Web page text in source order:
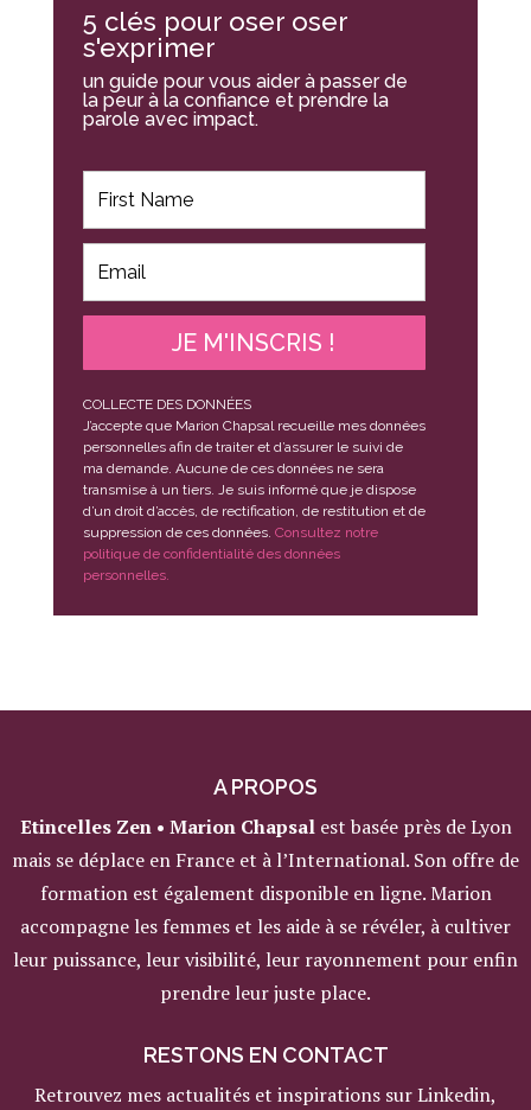
5 clés pour oser oser
s'exprimer
un guide pour vous aider à passer de
la peur à la confiance et prendre la
parole avec impact.
JE M'INSCRIS !
COLLECTE DES DONNÉES
J’accepte que Marion Chapsal recueille mes données
personnelles afin de traiter et d’assurer le suivi de
ma demande. Aucune de ces données ne sera
transmise à un tiers. Je suis informé que je dispose
d’un droit d’accès, de rectification, de restitution et de
suppression de ces données. Consultez notre
politique de confidentialité des données
personnelles.
A PROPOS
Etincelles Zen • Marion Chapsalest basée près de Lyon
mais se déplace en France et à l’International. Son offre de
formation est également disponible en ligne. Marion
accompagne les femmes et les aide à se révéler, à cultiver
leur puissance, leur visibilité, leur rayonnement pour enfin
prendre leur juste place.
RESTONS EN CONTACT
Retrouvez mes actualités et inspirations sur Linkedin,